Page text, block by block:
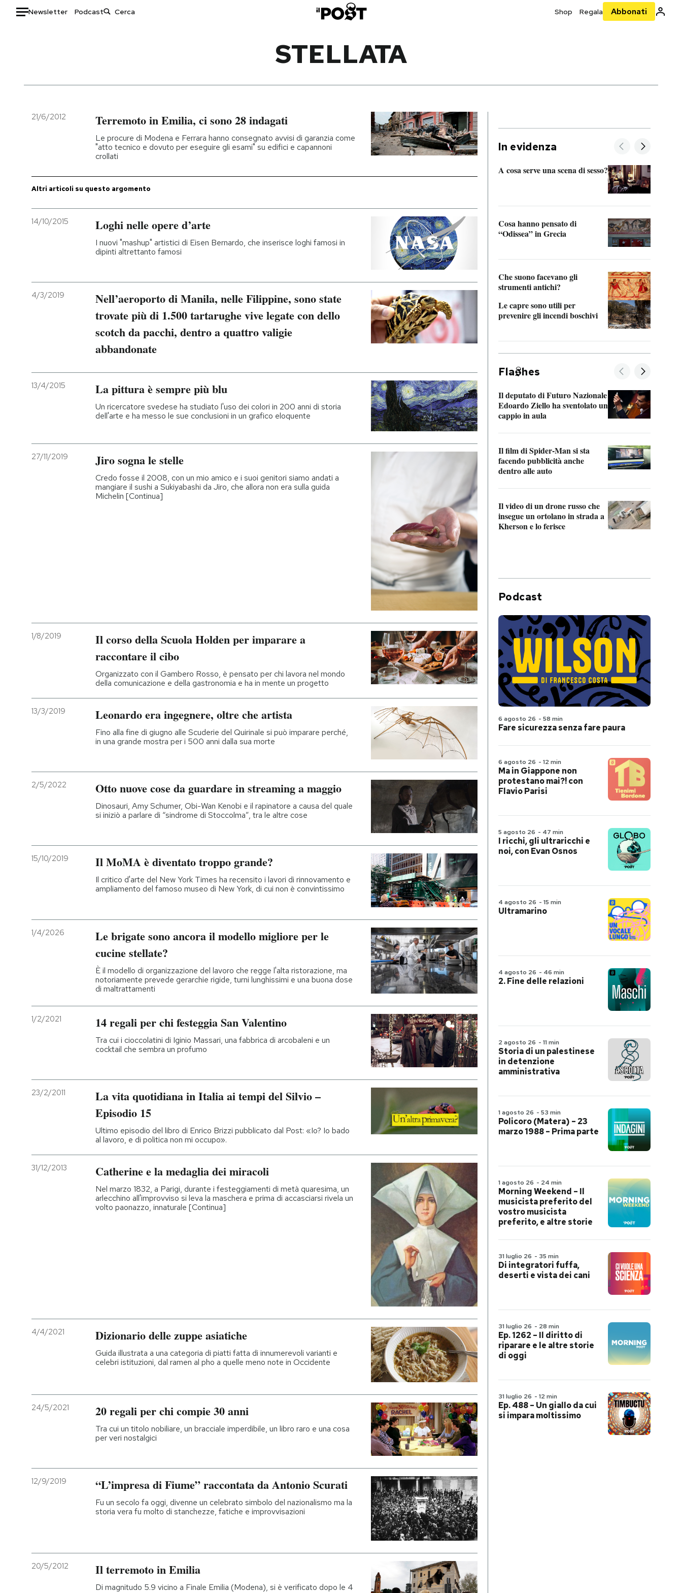
Newsletter Podcast Shop Regala Abbonati
Italia
Politica
Economia
Moda
Ok Boomer!
Altrecose
NEWSLETTER
I MIEI PREFERITI
CALENDARIO
AREA PERSONALE
STELLATA
21/6/2012 Terremoto in Emilia, ci sono 28 indagati
Le procure di Modena e Ferrara hanno consegnato avvisi di garanzia come
"atto tecnico e dovuto per eseguire gli esami" su edifici e capannoni
crollati
Altri articoli su questo argomento
14/10/2015 Loghi nelle opere d’arte
I nuovi "mashup" artistici di Eisen Bernardo, che inserisce loghi famosi in
dipinti altrettanto famosi
4/3/2019
Nell’aeroporto di Manila, nelle Filippine, sono state
trovate più di 1.500 tartarughe vive legate con dello
scotch da pacchi, dentro a quattro valigie
abbandonate
13/4/2015 La pittura è sempre più blu
Un ricercatore svedese ha studiato l'uso dei colori in 200 anni di storia
dell'arte e ha messo le sue conclusioni in un grafico eloquente
27/11/2019 Jiro sogna le stelle
Credo fosse il 2008, con un mio amico e i suoi genitori siamo andati a
mangiare il sushi a Sukiyabashi da Jiro, che allora non era sulla guida
Michelin [Continua]
1/8/2019
Il corso della Scuola Holden per imparare a
raccontare il cibo
Organizzato con il Gambero Rosso, è pensato per chi lavora nel mondo
della comunicazione e della gastronomia e ha in mente un progetto
13/3/2019 Leonardo era ingegnere, oltre che artista
Fino alla fine di giugno alle Scuderie del Quirinale si può imparare perché,
in una grande mostra per i 500 anni dalla sua morte
2/5/2022 Otto nuove cose da guardare in streaming a maggio
Dinosauri, Amy Schumer, Obi-Wan Kenobi e il rapinatore a causa del quale
si iniziò a parlare di “sindrome di Stoccolma”, tra le altre cose
15/10/2019 Il MoMA è diventato troppo grande?
Il critico d'arte del New York Times ha recensito i lavori di rinnovamento e
ampliamento del famoso museo di New York, di cui non è convintissimo
1/4/2026
Le brigate sono ancora il modello migliore per le
cucine stellate?
È il modello di organizzazione del lavoro che regge l'alta ristorazione, ma
notoriamente prevede gerarchie rigide, turni lunghissimi e una buona dose
di maltrattamenti
1/2/2021 14 regali per chi festeggia San Valentino
Tra cui i cioccolatini di Iginio Massari, una fabbrica di arcobaleni e un
cocktail che sembra un profumo
23/2/2011
La vita quotidiana in Italia ai tempi del Silvio –
Episodio 15
Ultimo episodio del libro di Enrico Brizzi pubblicato dal Post: «Io? Io bado
al lavoro, e di politica non mi occupo».
31/12/2013 Catherine e la medaglia dei miracoli
Nel marzo 1832, a Parigi, durante i festeggiamenti di metà quaresima, un
arlecchino all'improvviso si leva la maschera e prima di accasciarsi rivela un
volto paonazzo, innaturale [Continua]
4/4/2021 Dizionario delle zuppe asiatiche
Guida illustrata a una categoria di piatti fatta di innumerevoli varianti e
celebri istituzioni, dal ramen al pho a quelle meno note in Occidente
24/5/2021 20 regali per chi compie 30 anni
Tra cui un titolo nobiliare, un bracciale imperdibile, un libro raro e una cosa
per veri nostalgici
12/9/2019 “L’impresa di Fiume” raccontata da Antonio Scurati
Fu un secolo fa oggi, divenne un celebrato simbolo del nazionalismo ma la
storia vera fu molto di stanchezze, fatiche e improvvisazioni
20/5/2012 Il terremoto in Emilia
Di magnitudo 5.9 vicino a Finale Emilia (Modena), si è verificato dopo le 4
In evidenza
A cosa serve una scena di sesso?
Cosa hanno pensato di
“Odissea” in Grecia
Che suono facevano gli
strumenti antichi?
Le capre sono utili per
prevenire gli incendi boschivi
Fla hes
Il deputato di Futuro Nazionale
Edoardo Ziello ha sventolato un
cappio in aula
Il film di Spider-Man si sta
facendo pubblicità anche
dentro alle auto
Il video di un drone russo che
insegue un ortolano in strada a
Kherson e lo ferisce
Podcast
6 agosto 26 - 58 min
Fare sicurezza senza fare paura
6 agosto 26 - 12 min
Ma in Giappone non
protestano mai?! con
Flavio Parisi
5 agosto 26 - 47 min
I ricchi, gli ultraricchi e
noi, con Evan Osnos
4 agosto 26 - 15 min
Ultramarino
4 agosto 26 - 46 min
2. Fine delle relazioni
2 agosto 26 - 11 min
Storia di un palestinese
in detenzione
amministrativa
1 agosto 26 - 53 min
Policoro (Matera) – 23
marzo 1988 – Prima parte
1 agosto 26 - 24 min
Morning Weekend – Il
musicista preferito del
vostro musicista
preferito, e altre storie
31 luglio 26 - 35 min
Di integratori fuffa,
deserti e vista dei cani
31 luglio 26 - 28 min
Ep. 1262 – Il diritto di
riparare e le altre storie
di oggi
31 luglio 26 - 12 min
Ep. 488 – Un giallo da cui
si impara moltissimo